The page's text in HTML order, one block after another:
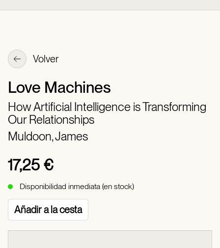
Volver
Love Machines
How Artificial Intelligence is Transforming
Our Relationships
Muldoon, James
17,25 €
Disponibilidad inmediata (en stock)
Añadir a la cesta